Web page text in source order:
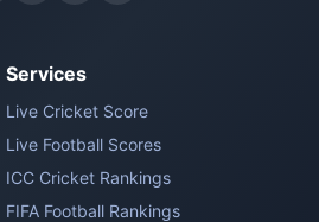
Services
Live Cricket Score
Live Football Scores
ICC Cricket Rankings
FIFA Football Rankings